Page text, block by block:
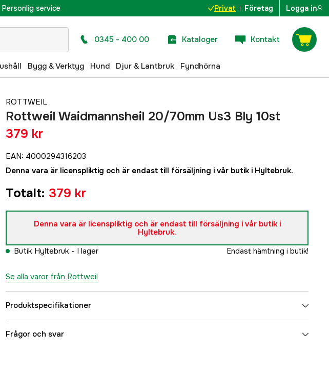
Personlig service Privat Företag Logga in
0345 - 400 00 Kataloger Kontakt
Bygg & Verktyg Hund Djur & Lantbruk Fyndhörna
ROTTWEIL
Rottweil Waidmannsheil 20/70mm Us3 Bly 10st
379 kr
EAN: 4000294316203
Denna vara är licenspliktig och är endast till försäljning i vår butik i Hyltebruk.
Totalt: 379 kr
Denna vara är licenspliktig och är endast till försäljning i vår butik i
Hyltebruk.
Butik Hyltebruk - I lager Endast hämtning i butik!
Se alla varor från Rottweil
Produktspecifikationer
Typ av ammunition
Frågor och svar